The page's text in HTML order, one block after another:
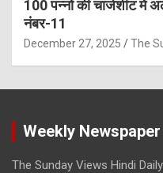
100 पन्नों की चार्जशीट में
नंबर-11
December 27, 2025 The
Weekly Newspaper
The Sunday Views Hindi